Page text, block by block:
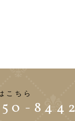
こちら
8442